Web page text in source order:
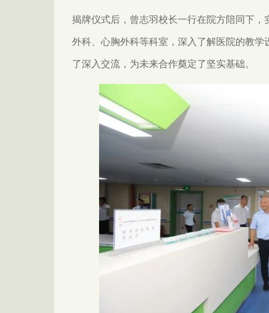
揭牌仪式后，曾志羽校长一行在院方陪同下
外科、心胸外科等科室，深入了解医院的教
了深入交流，为未来合作奠定了坚实基础。